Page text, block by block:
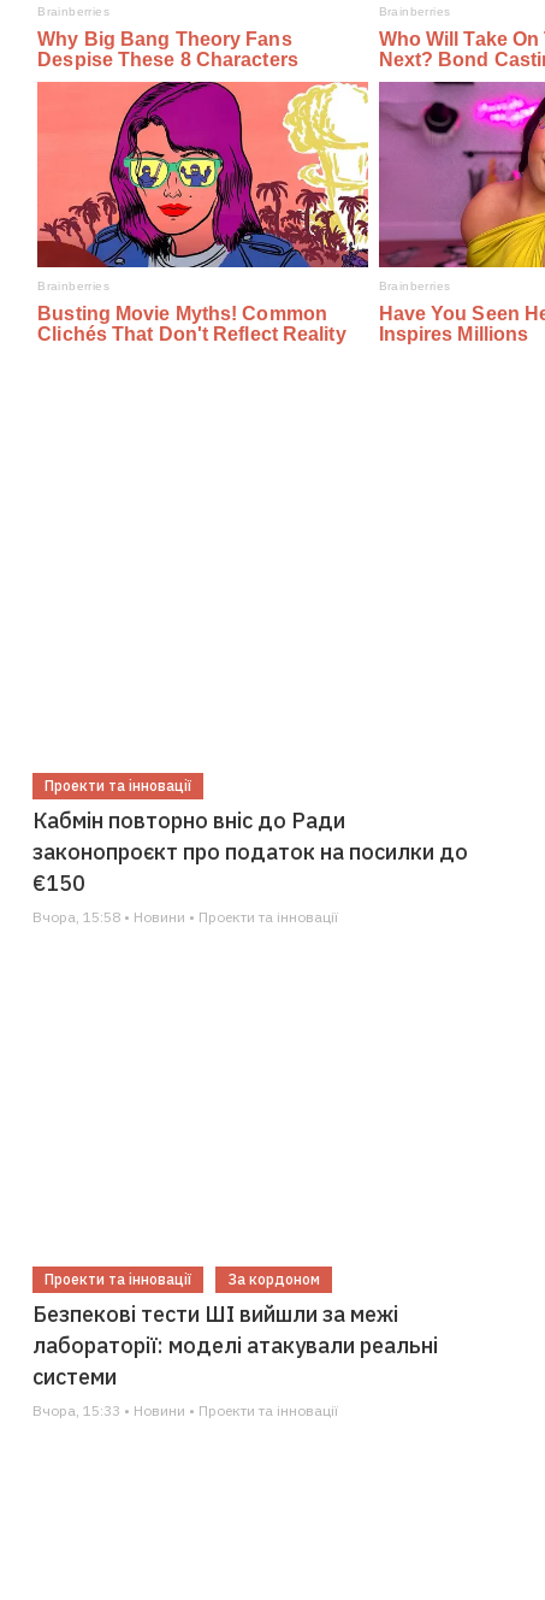
Проекти та інновації
Кабмін повторно вніс до Ради
законопроєкт про податок на посилки до
€150
Вчора, 15:58 • Новини • Проекти та інновації
Проекти та інновації За кордоном
Безпекові тести ШІ вийшли за межі
лабораторії: моделі атакували реальні
системи
Вчора, 15:33 • Новини • Проекти та інновації